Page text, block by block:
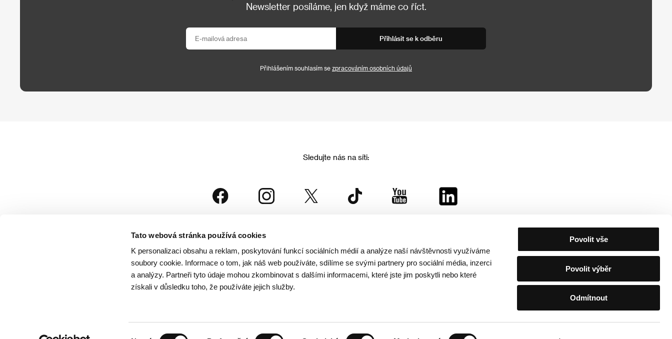
Tato webová stránka používá cookies
K personalizaci obsahu a reklam, poskytování funkcí sociálních médií a analýze naší návštěvnosti využíváme
soubory cookie. Informace o tom, jak náš web používáte, sdílíme se svými partnery pro sociální média, inzerci
a analýzy. Partneři tyto údaje mohou zkombinovat s dalšími informacemi, které jste jim poskytli nebo které
získali v důsledku toho, že používáte jejich služby.
Povolit vše
Povolit výběr
Odmítnout
Newsletter posíláme, jen když máme co říct.
Přihlásit se k odběru
Přihlášením souhlasím se zpracováním osobních údajů
Sledujte nás na síti:
je součástí rodiny KVIFF Group, která zastřešuje i další projekty: